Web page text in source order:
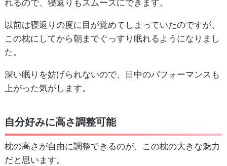
れるので、寝返りもスムーズにできます。
以前は寝返りの度に目が覚めてしまっていたのですが、
この枕にしてから朝までぐっすり眠れるようになりまし
た。
深い眠りを妨げられないので、日中のパフォーマンスも
上がった気がします。
自分好みに高さ調整可能
枕の高さが自由に調整できるのが、この枕の大きな魅力
だと思います。